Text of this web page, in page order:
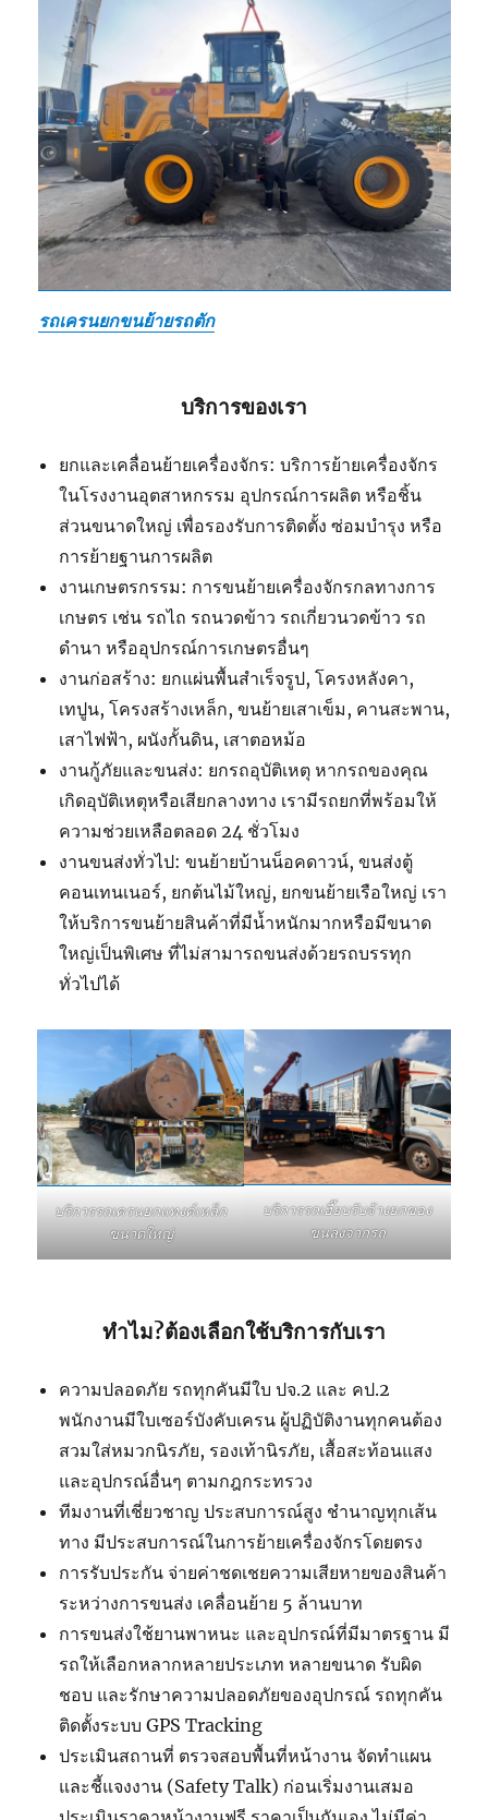
รถเครนยกขนย้ายรถตัก
บริการของเรา
ยกและเคลื่อนย้ายเครื่องจักร: บริการย้ายเครื่องจักร
ในโรงงานอุตสาหกรรม อุปกรณ์การผลิต หรือชิ้น
ส่วนขนาดใหญ่ เพื่อรองรับการติดตั้ง ซ่อมบำรุง หรือ
การย้ายฐานการผลิต
งานเกษตรกรรม: การขนย้ายเครื่องจักรกลทางการ
เกษตร เช่น รถไถ รถนวดข้าว รถเกี่ยวนวดข้าว รถ
ดำนา หรืออุปกรณ์การเกษตรอื่นๆ
งานก่อสร้าง: ยกแผ่นพื้นสำเร็จรูป, โครงหลังคา,
เทปูน, โครงสร้างเหล็ก, ขนย้ายเสาเข็ม, คานสะพาน,
เสาไฟฟ้า, ผนังกั้นดิน, เสาตอหม้อ
งานกู้ภัยและขนส่ง: ยกรถอุบัติเหตุ หากรถของคุณ
เกิดอุบัติเหตุหรือเสียกลางทาง เรามีรถยกที่พร้อมให้
ความช่วยเหลือตลอด 24 ชั่วโมง
งานขนส่งทั่วไป: ขนย้ายบ้านน็อคดาวน์, ขนส่งตู้
คอนเทนเนอร์, ยกต้นไม้ใหญ่, ยกขนย้ายเรือใหญ่ เรา
ให้บริการขนย้ายสินค้าที่มีน้ำหนักมากหรือมีขนาด
ใหญ่เป็นพิเศษ ที่ไม่สามารถขนส่งด้วยรถบรรทุก
ทั่วไปได้
บริการรถเครนยกแทงค์เหล็ก
ขนาดใหญ่
บริการรถเฮี๊ยบรับจ้างยกของ
ขนลงจากรถ
ทำไม?ต้องเลือกใช้บริการกับเรา
ความปลอดภัย รถทุกคันมีใบ ปจ.2 และ คป.2
พนักงานมีใบเซอร์บังคับเครน ผู้ปฏิบัติงานทุกคนต้อง
สวมใส่หมวกนิรภัย, รองเท้านิรภัย, เสื้อสะท้อนแสง
และอุปกรณ์อื่นๆ ตามกฎกระทรวง
ทีมงานที่เชี่ยวชาญ ประสบการณ์สูง ชำนาญทุกเส้น
ทาง มีประสบการณ์ในการย้ายเครื่องจักรโดยตรง
การรับประกัน จ่ายค่าชดเชยความเสียหายของสินค้า
ระหว่างการขนส่ง เคลื่อนย้าย 5 ล้านบาท
การขนส่งใช้ยานพาหนะ และอุปกรณ์ที่มีมาตรฐาน มี
รถให้เลือกหลากหลายประเภท หลายขนาด รับผิด
ชอบ และรักษาความปลอดภัยของอุปกรณ์ รถทุกคัน
ติดตั้งระบบ GPS Tracking
ประเมินสถานที่ ตรวจสอบพื้นที่หน้างาน จัดทำแผน
และชี้แจงงาน (Safety Talk) ก่อนเริ่มงานเสมอ